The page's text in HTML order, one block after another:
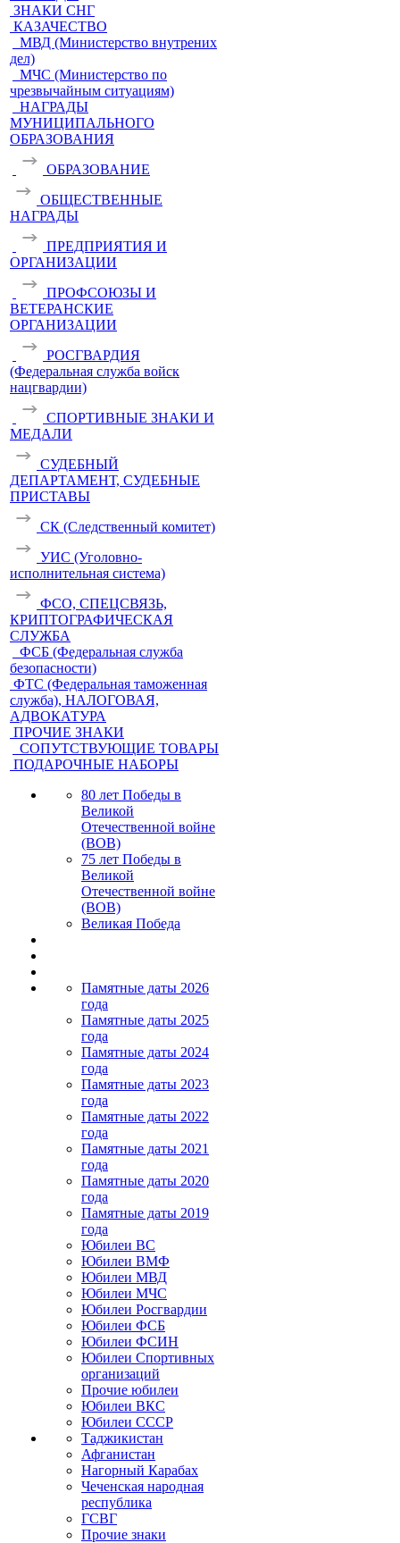
ЗНАКИ СНГ
КАЗАЧЕСТВО
МВД (Министерство внутрених
дел)
МЧС (Министерство по
чрезвычайным ситуациям)
НАГРАДЫ
МУНИЦИПАЛЬНОГО
ОБРАЗОВАНИЯ
ОБРАЗОВАНИЕ
ОБЩЕСТВЕННЫЕ
НАГРАДЫ
ПРЕДПРИЯТИЯ И
ОРГАНИЗАЦИИ
ПРОФСОЮЗЫ И
ВЕТЕРАНСКИЕ
ОРГАНИЗАЦИИ
РОСГВАРДИЯ
(Федеральная служба войск
нацгвардии)
СПОРТИВНЫЕ ЗНАКИ И
МЕДАЛИ
СУДЕБНЫЙ
ДЕПАРТАМЕНТ, СУДЕБНЫЕ
ПРИСТАВЫ
СК (Следственный комитет)
УИС (Уголовно-
исполнительная система)
ФСО, СПЕЦСВЯЗЬ,
КРИПТОГРАФИЧЕСКАЯ
СЛУЖБА
ФСБ (Федеральная служба
безопасности)
ФТС (Федеральная таможенная
служба), НАЛОГОВАЯ,
АДВОКАТУРА
ПРОЧИЕ ЗНАКИ
СОПУТСТВУЮЩИЕ ТОВАРЫ
ПОДАРОЧНЫЕ НАБОРЫ
80 лет Победы в
Великой
Отечественной войне
(ВОВ)
75 лет Победы в
Великой
Отечественной войне
(ВОВ)
Великая Победа
Памятные даты 2026
года
Памятные даты 2025
года
Памятные даты 2024
года
Памятные даты 2023
года
Памятные даты 2022
года
Памятные даты 2021
года
Памятные даты 2020
года
Памятные даты 2019
года
Юбилеи ВС
Юбилеи ВМФ
Юбилеи МВД
Юбилеи МЧС
Юбилеи Росгвардии
Юбилеи ФСБ
Юбилеи ФСИН
Юбилеи Спортивных
организаций
Прочие юбилеи
Юбилеи ВКС
Юбилеи СССР
Таджикистан
Афганистан
Нагорный Карабах
Чеченская народная
республика
ГСВГ
Прочие знаки